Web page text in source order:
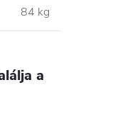
84 kg
a